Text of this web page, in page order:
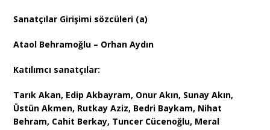
Sanatçılar Girişimi sözcüleri (a)
Ataol Behramoğlu – Orhan Aydın
Katılımcı sanatçılar:
Tarık Akan, Edip Akbayram, Onur Akın, Sunay Akın,
Üstün Akmen, Rutkay Aziz, Bedri Baykam, Nihat
Behram, Cahit Berkay, Tuncer Cücenoğlu, Meral